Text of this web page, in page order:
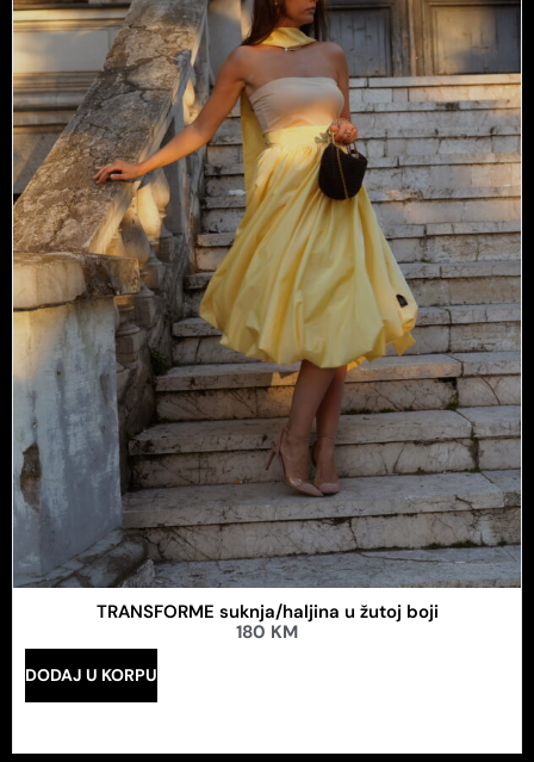
TRANSFORME suknja/haljina u žutoj boji
180 KM
DODAJ U KORPU